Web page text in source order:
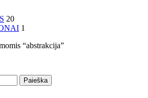
20
1
“abstrakcija”
Paieška